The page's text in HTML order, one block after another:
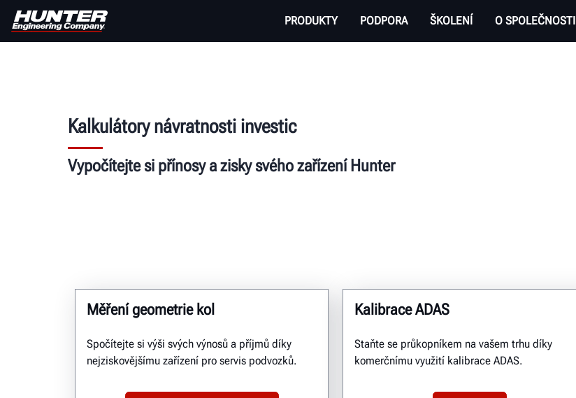
PRODUKTY PODPORA ŠKOLENÍ O SPOLEČNOSTI
Kalkulátory návratnosti investic
Vypočítejte si přínosy a zisky svého zařízení Hunter
Měření geometrie kol
Spočítejte si výši svých výnosů a příjmů díky
nejziskovějšímu zařízení pro servis podvozků.
Kalibrace ADAS
Staňte se průkopníkem na vašem trhu díky
komerčnímu využití kalibrace ADAS.